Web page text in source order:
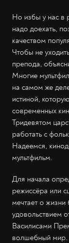
Но избы у нас в
надо доехать,
качеством
Чтобы не
препода,
Многие
на самом же
истиной,
современных
Тридевятом
работать с
Надеемся,
мультфильм.
Для начала
режиссёра или
мечтает о
удовольствием
Василисами
волшебный мир.